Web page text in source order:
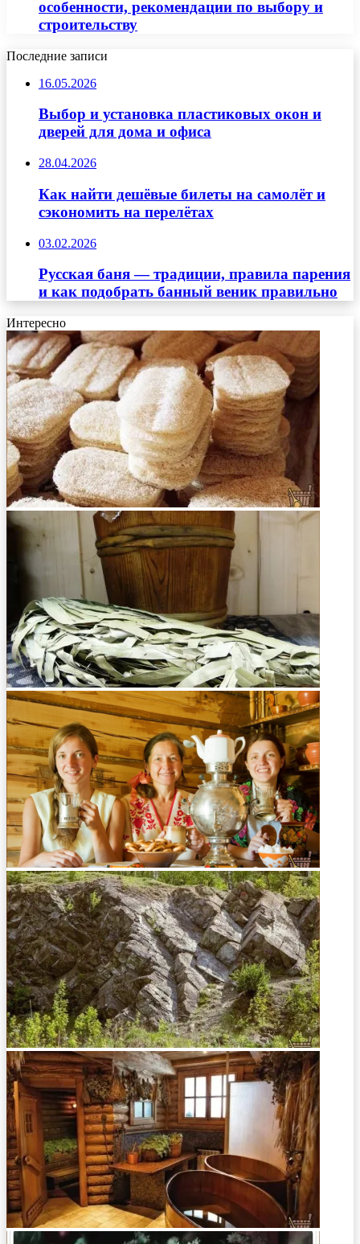
особенности, рекомендации по выбору и
строительству
Последние записи
16.05.2026
Выбор и установка пластиковых окон и
дверей для дома и офиса
28.04.2026
Как найти дешёвые билеты на самолёт и
сэкономить на перелётах
03.02.2026
Русская баня — традиции, правила парения
и как подобрать банный веник правильно
Интересно